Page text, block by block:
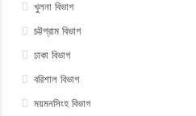
খুলনা বিভাগ
চট্টগ্রাম বিভাগ
ঢাকা বিভাগ
বরিশাল বিভাগ
ময়মনসিংহ বিভাগ